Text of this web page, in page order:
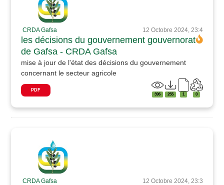
CRDA Gafsa 12 Octobre 2024, 23:4
les décisions du gouvernement gouvernorat
de Gafsa - CRDA Gafsa
mise à jour de l'état des décisions du gouvernement
concernant le secteur agricole
PDF
396 255 1 0
CRDA Gafsa 12 Octobre 2024, 23:3